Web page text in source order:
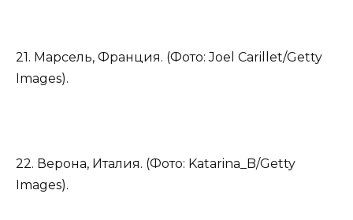
21. Марсель, Франция. (Фото: Joel Carillet/Getty
Images).
22. Верона, Италия. (Фото: Katarina_B/Getty
Images).